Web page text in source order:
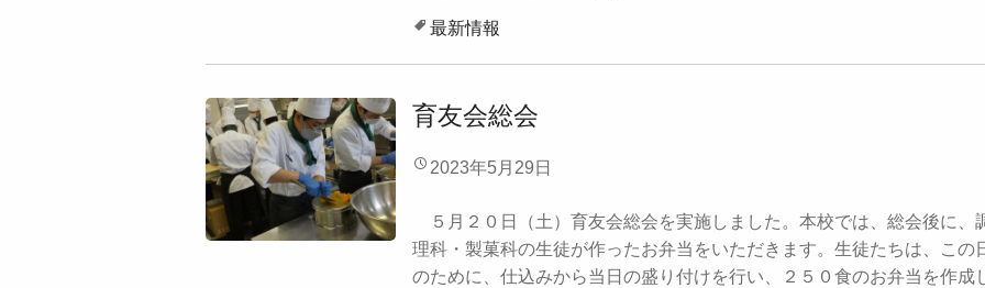
最新情報
育友会総会
2023年5月29日
５月２０日（土）育友会総会を実施しました。本校では、総会後に、
理科・製菓科の生徒が作ったお弁当をいただきます。生徒たちは、この
のために、仕込みから当日の盛り付けを行い、２５０食のお弁当を作成